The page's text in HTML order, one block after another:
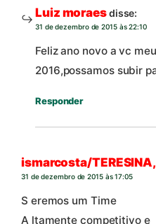
Luiz moraesdisse:
31 de dezembro de 2015 às 22:10
Feliz ano novo a vc
2016,possamos subir
Responder
ismarcosta/
31 de dezembro de 2015 às 17:05
S eremos um Time
A ltamente competitivo e